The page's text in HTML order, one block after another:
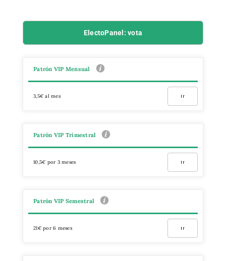
ElectoPanel: vota
Patrón VIP Mensual
3,5€ al mes Ir
Patrón VIP Trimestral
10,5€ por 3 meses Ir
Patrón VIP Semestral
21€ por 6 meses Ir